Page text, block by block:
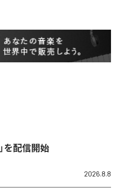
を配信開始
2026.8.8